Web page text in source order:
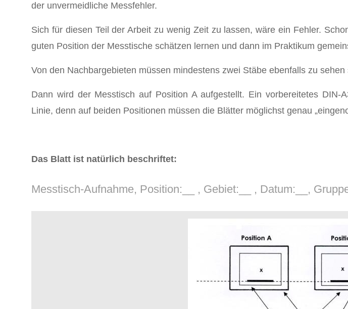
der unvermeidliche Messfehler.
Sich für diesen Teil der Arbeit zu wenig Zeit zu lassen, wäre ein Fehler.
guten Position der Messtische schätzen lernen und dann im Praktikum
Von den Nachbargebieten müssen mindestens zwei Stäbe ebenfalls zu
Dann wird der Messtisch auf Position A aufgestellt. Ein vorbereitetes DIN-
Linie, denn auf beiden Positionen müssen die Blätter möglichst genau
Das Blatt ist natürlich beschriftet:
Messtisch-Aufnahme, Position:__ , Gebiet:__ , Datum:__,